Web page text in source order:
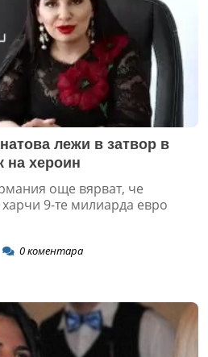
лежи в затвор в
на хероин
още вярват, че
9-те милиарда евро
0коментара